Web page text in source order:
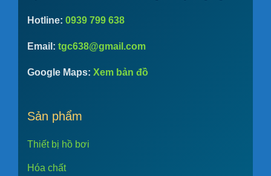
Hotline: 0939 799 638
Email: tgc638@gmail.com
Google Maps: Xem bản đồ
Sản phẩm
Thiết bị hồ bơi
Hóa chất